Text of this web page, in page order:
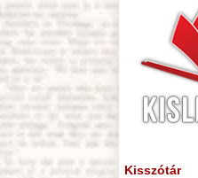
Kisszótár